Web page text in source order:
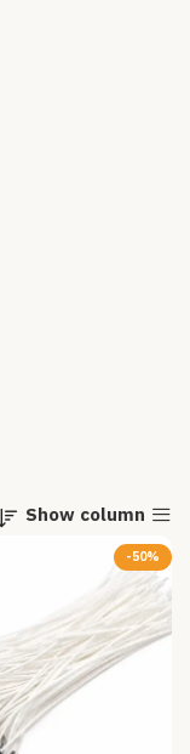
Show column
-50%